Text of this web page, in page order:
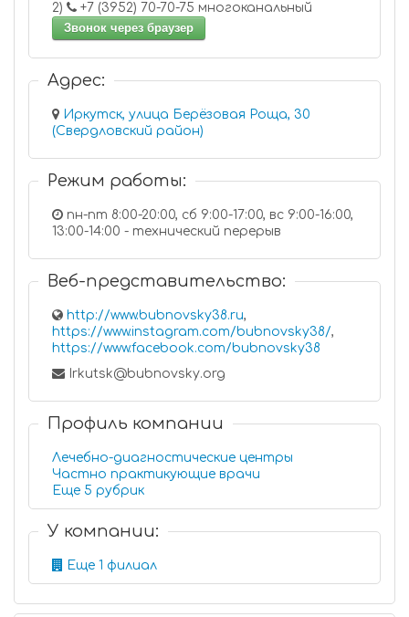
2)
+7 (3952) 70-70-75 многоканальный
Звонок через браузер
Адрес:
Иркутск, улица Берёзовая Роща, 30
(Свердловский район)
Режим работы:
пн-пт 8:00-20:00, сб 9:00-17:00, вс 9:00-16:00,
13:00-14:00 - технический перерыв
Веб-представительство:
http://www.bubnovsky38.ru,
https://www.instagram.com/bubnovsky38/,
https://www.facebook.com/bubnovsky38
Irkutsk@bubnovsky.org
Профиль компании
Лечебно-диагностические центры
Частно практикующие врачи
Еще 5 рубрик
У компании:
Еще 1 филиал